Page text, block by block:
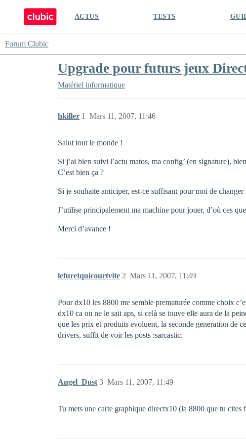
ACTUS TESTS
Forum Clubic
Upgrade pour futurs jeux
Matériel informatique
hkiller Mars 11, 2007, 11:46
1
Salut tout le monde !
Si j’ai bien suivi l’actu matos, ma config’ (en signature),
C’est bien ça ?
Si je souhaite anticiper, est-ce suffisant pour moi de
J’utilise principalement ma machine pour jouer, d’où ces
Merci d’avance !
lefuretquicourtvite Mars 11, 2007, 11:49
2
Pour dx10 les 8800 me semble prematurée comme choix
dx10 ca on ne le sait aps, si celà se touve elle aura de la
que les prix et produits evoluent, la seconde generation de
drivers, suffit de voir les posts :sarcastic:
Angel_Dust Mars 11, 2007, 11:49
3
Tu mets une carte graphique directx10 (la 8800 que tu cites